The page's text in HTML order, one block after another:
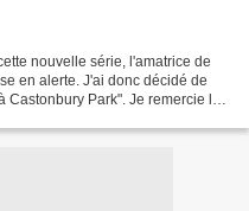
nouvelle série, l'amatrice de
en alerte. J'ai donc décidé de
Park". Je remercie les